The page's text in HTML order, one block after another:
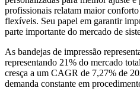
profissionais relatam maior
flexíveis. Seu papel em garantir
parte importante do mercado de
As bandejas de impressão
representando 21% do mercado
cresça a um CAGR de 7,27% de
demanda constante em